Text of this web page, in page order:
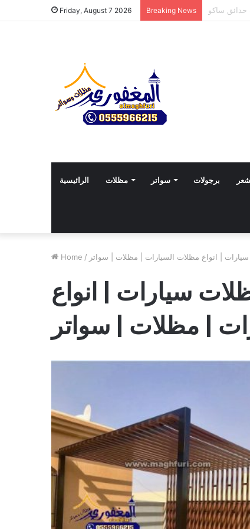
Friday, August 7 2026 Breaking News
الرائيسية مظلات سواتر برجولات
Home / | انواع مظلات السيارات | مظلات | سواتر
سيارات | انواع
| مظلات | سواتر